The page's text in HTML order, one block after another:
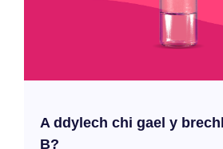
A ddylech chi gael y
B?